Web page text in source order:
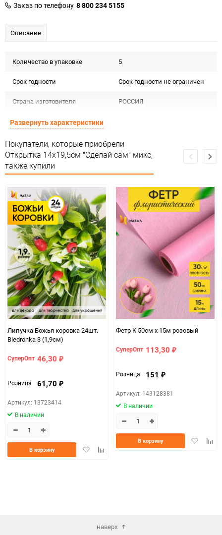
Заказ по телефону 8 800 234 5155
Описание
Количество в упаковке 5
Срок годности Срок годности не ограничен
Страна изготовителя РОССИЯ
Предназначение товара
Сертификация Не подлежит сертификации
Особые условия Особых условий не требует
Единица измерения
Развернуть характеристики
Покупатели, которые приобрели
Открытка 14х19,5см "Сделай сам" микс,
также купили
Липучка Божья коровка 24шт.
Biedronka 3 (1,9см)
СуперОпт 46,30 ₽
Розница 61,70 ₽
Артикул: 13723414
В наличии
ДобавитьДобавить
В корзину
Фетр К 50см х 15м розовый
СуперОпт 113,30 ₽
Розница 151 ₽
Артикул: 143128381
В наличии
Добавить
В корзину
наверх